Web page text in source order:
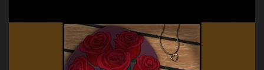
quiso, él tiempo sigue pasando y nunca te olvidaremos, aquí
seguiré esperando hasta volvernos a vernos El recuerdo que yo
tengo de mi mente no se va, en mi corazón me llevo lo mismo que
tu papá, a veces me pongo triste porque no puedo mirarte, mas se